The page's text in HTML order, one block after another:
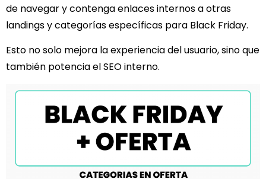
de navegar y contenga enlaces internos a otras
landings y categorías específicas para Black Friday.
Esto no solo mejora la experiencia del usuario, sino que
también potencia el SEO interno.